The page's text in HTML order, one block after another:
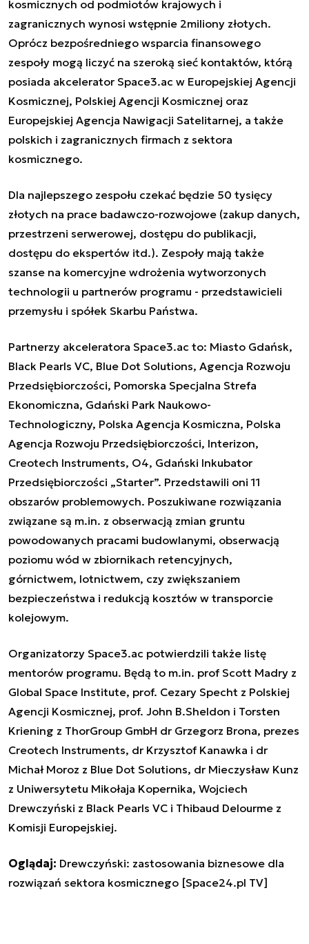
kosmicznych od podmiotów krajowych i
zagranicznych wynosi wstępnie 2miliony złotych.
Oprócz bezpośredniego wsparcia finansowego
zespoły mogą liczyć na szeroką sieć kontaktów, którą
posiada akcelerator Space3.ac w Europejskiej Agencji
Kosmicznej, Polskiej Agencji Kosmicznej oraz
Europejskiej Agencja Nawigacji Satelitarnej, a także
polskich i zagranicznych firmach z sektora
kosmicznego.
Dla najlepszego zespołu czekać będzie 50 tysięcy
złotych na prace badawczo-rozwojowe (zakup danych,
przestrzeni serwerowej, dostępu do publikacji,
dostępu do ekspertów itd.). Zespoły mają także
szanse na komercyjne wdrożenia wytworzonych
technologii u partnerów programu - przedstawicieli
przemysłu i spółek Skarbu Państwa.
Partnerzy akceleratora Space3.ac to: Miasto Gdańsk,
Black Pearls VC, Blue Dot Solutions, Agencja Rozwoju
Przedsiębiorczości, Pomorska Specjalna Strefa
Ekonomiczna, Gdański Park Naukowo-
Technologiczny, Polska Agencja Kosmiczna, Polska
Agencja Rozwoju Przedsiębiorczości, Interizon,
Creotech Instruments, O4, Gdański Inkubator
Przedsiębiorczości „Starter”. Przedstawili oni 11
obszarów problemowych. Poszukiwane rozwiązania
związane są m.in. z obserwacją zmian gruntu
powodowanych pracami budowlanymi, obserwacją
poziomu wód w zbiornikach retencyjnych,
górnictwem, lotnictwem, czy zwiększaniem
bezpieczeństwa i redukcją kosztów w transporcie
kolejowym.
Organizatorzy Space3.ac potwierdzili także listę
mentorów programu. Będą to m.in. prof Scott Madry z
Global Space Institute, prof. Cezary Specht z Polskiej
Agencji Kosmicznej, prof. John B.Sheldon i Torsten
Kriening z ThorGroup GmbH dr Grzegorz Brona, prezes
Creotech Instruments, dr Krzysztof Kanawka i dr
Michał Moroz z Blue Dot Solutions, dr Mieczysław Kunz
z Uniwersytetu Mikołaja Kopernika, Wojciech
Drewczyński z Black Pearls VC i Thibaud Delourme z
Komisji Europejskiej.
Oglądaj: Drewczyński: zastosowania biznesowe dla
rozwiązań sektora kosmicznego [Space24.pl TV]